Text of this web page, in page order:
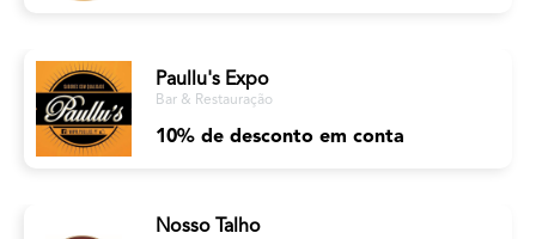
Paullu's Expo
Bar & Restauração
10% de desconto em conta
Nosso Talho